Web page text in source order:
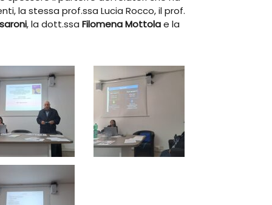
la stessa prof.ssa Lucia Rocco, il prof.
, la dott.ssa Filomena Mottolae la